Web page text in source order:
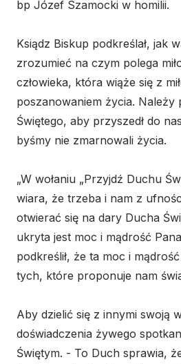
Redakcja
Współpraca
KONTAKT
Dane kurii
Msze święte online
bp Józef Szamocki w homilii.
Ksiądz Biskup podkreślał, jak
zrozumieć na czym polega
człowieka, która wiąże się z
poszanowaniem życia.
Świętego, aby przyszedł do
byśmy nie zmarnowali życia.
„W wołaniu „Przyjdź Duchu
wiara, że trzeba i nam z
otwierać się na dary Ducha
ukryta jest moc i mądrość
podkreślił, że ta moc i
tych, które proponuje nam
Aby dzielić się z innymi swoją
doświadczenia żywego
Świętym. - To Duch sprawia,